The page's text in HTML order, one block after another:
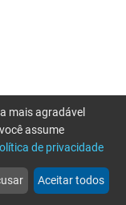
web more_horiz
Mais
mais agradável
assume
de privacidade
Aceitar todos